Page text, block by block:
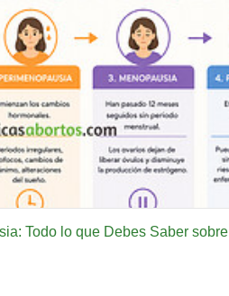
Todo lo que Debes Saber